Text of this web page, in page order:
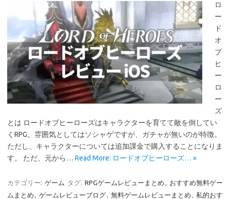
ロ
ー
ド
オ
ブ
ヒ
ー
ロ
ー
ズ
とは ロードオブヒーローズはキャラクターを育てて敵を倒してい
くRPG。雰囲気としてはソシャゲですが、ガチャが無いのが特徴。
ただし、キャラクターについては追加課金で購入することになりま
す。 ただ、元から… Read More: ロードオブヒーローズ… »
カテゴリー: ゲーム タグ: RPGゲームレビューまとめ , おすすめ無料ゲー
ムまとめ , ゲームレビューブログ, 無料ゲームレビューまとめ , 私的おす